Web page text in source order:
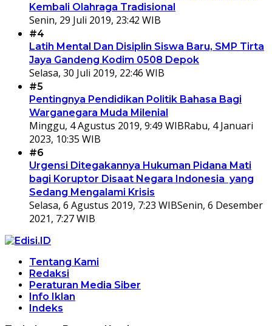
Kembali Olahraga Tradisional
Senin, 29 Juli 2019, 23:42 WIB
#4
Latih Mental Dan Disiplin Siswa Baru, SMP Tirta
Jaya Gandeng Kodim 0508 Depok
Selasa, 30 Juli 2019, 22:46 WIB
#5
Pentingnya Pendidikan Politik Bahasa Bagi
Warganegara Muda Milenial
Minggu, 4 Agustus 2019, 9:49 WIBRabu, 4 Januari
2023, 10:35 WIB
#6
Urgensi Ditegakannya Hukuman Pidana Mati
bagi Koruptor Disaat Negara Indonesia yang
Sedang Mengalami Krisis
Selasa, 6 Agustus 2019, 7:23 WIBSenin, 6 Desember
2021, 7:27 WIB
Tentang Kami
Redaksi
Peraturan Media Siber
Info Iklan
Indeks